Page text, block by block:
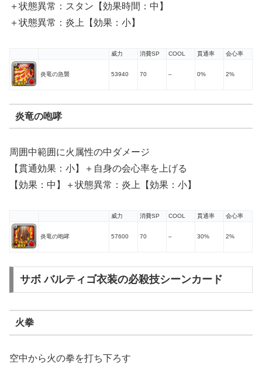
＋状態異常：スタン【効果時間：中】
＋状態異常：炎上【効果：小】
威力 消費SP COOL 貫通率 会心率
炎竜の急襲 53940 70 – 0% 2%
炎竜の咆哮
周囲中範囲に火属性の中ダメージ
【貫通効果：小】＋自身の会心率を上げる
【効果：中】＋状態異常：炎上【効果：小】
威力 消費SP COOL 貫通率 会心率
炎竜の咆哮 57600 70 – 30% 2%
サボ バルティゴ衣装の必殺技シーンカード
火拳
空中から火の拳を打ち下ろす